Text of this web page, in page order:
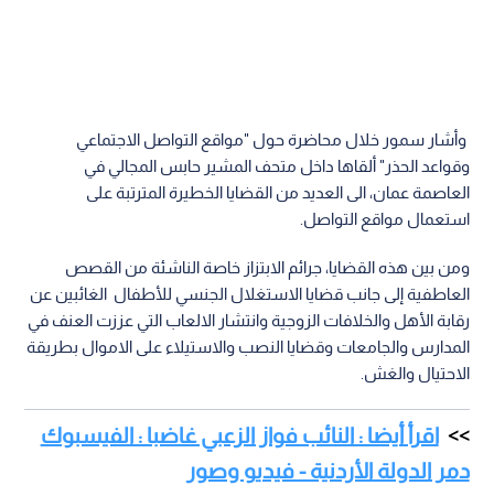
وأشار سمور خلال محاضرة حول "مواقع التواصل الاجتماعي
وقواعد الحذر" ألقاها داخل متحف المشير حابس المجالي في
العاصمة عمان، الى العديد من القضايا الخطيرة المترتبة على
استعمال مواقع التواصل.
ومن بين هذه القضايا، جرائم الابتزاز خاصة الناشئة من القصص
العاطفية إلى جانب قضايا الاستغلال الجنسي للأطفال الغائبين عن
رقابة الأهل والخلافات الزوجية وانتشار الالعاب التي عززت العنف في
المدارس والجامعات وقضايا النصب والاستيلاء على الاموال بطريقة
الاحتيال والغش.
اقرأ أيضا : النائب فواز الزعبي غاضبا : الفيسبوك
دمر الدولة الأردنية - فيديو وصور